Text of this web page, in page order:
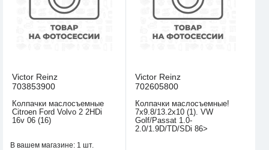
Victor Reinz
703853900
Колпачки маслосъемные
Citroen Ford Volvo 2 2HDi
16v 06 (16)
В вашем магазине: 1 шт.
Victor Reinz
702605800
Колпачки маслосъемные!
7x9.8/13.2x10 (1). VW
Golf/Passat 1.0-
2.0/1.9D/TD/SDi 86>